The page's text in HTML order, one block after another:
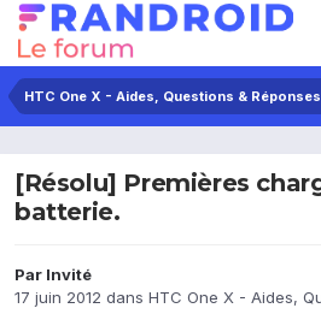
HTC One X - Aides, Questions & Réponses
[Résolu] Premières
batterie.
Par Invité
17 juin 2012 dans HTC One X - Aides,